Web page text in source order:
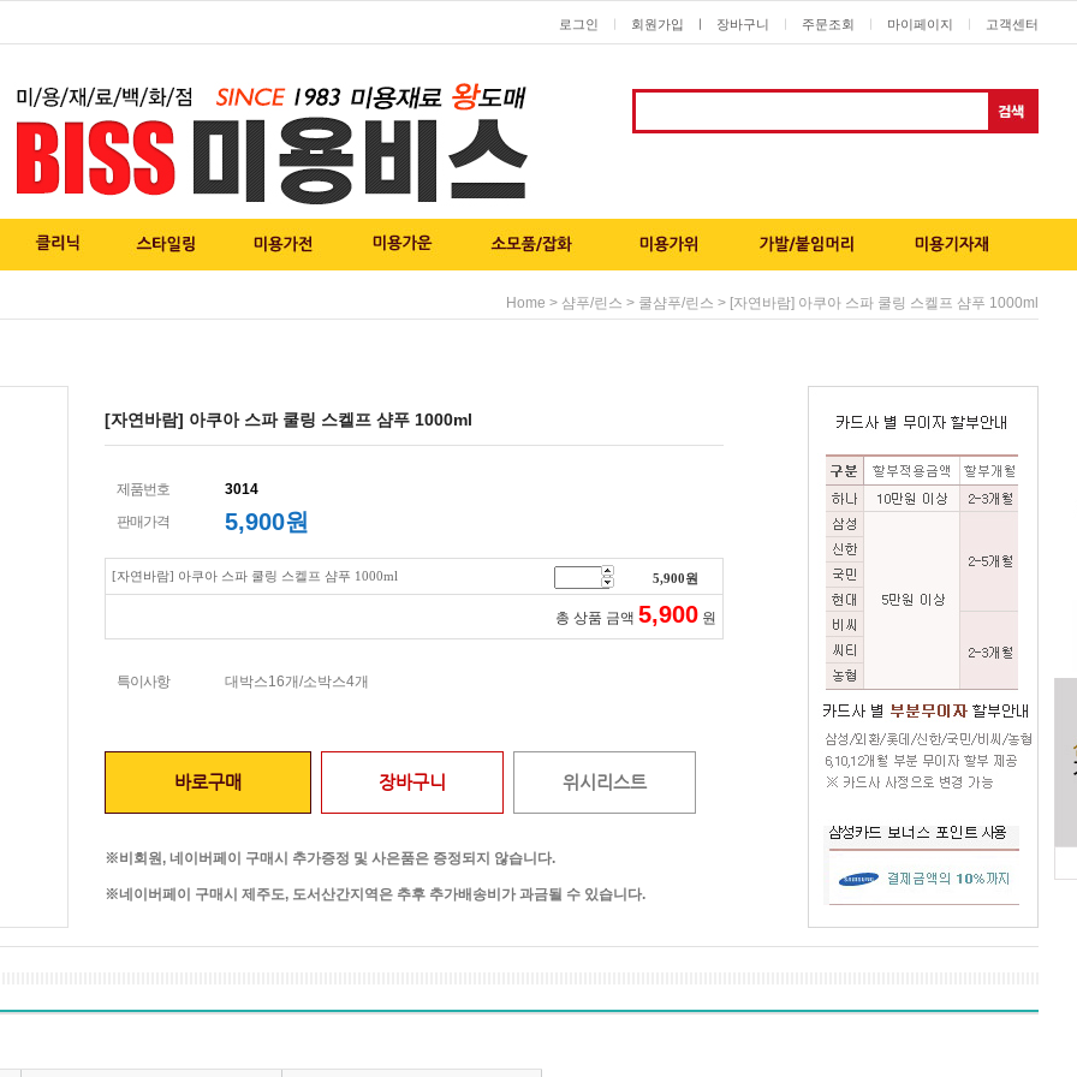
로그인 회원가입 ㅣ 장바구니 주문조회 마이페이지 고객센터
Home > 샴푸/린스 > 쿨샴푸/린스 > [자연바람] 아쿠아 스파 쿨링 스켈프 샴푸 1000ml
[자연바람] 아쿠아 스파 쿨링 스켈프 샴푸 1000ml
제품번호
3014
판매가격
5,900원
[자연바람] 아쿠아 스파 쿨링 스켈프 샴푸 1000ml 5,900원
총 상품 금액 5,900 원
특이사항 대박스16개/소박스4개
바로구매 장바구니 위시리스트
※비회원, 네이버페이 구매시 추가증정 및 사은품은 증정되지 않습니다.
※네이버페이 구매시 제주도, 도서산간지역은 추후 추가배송비가 과금될 수 있습니다.